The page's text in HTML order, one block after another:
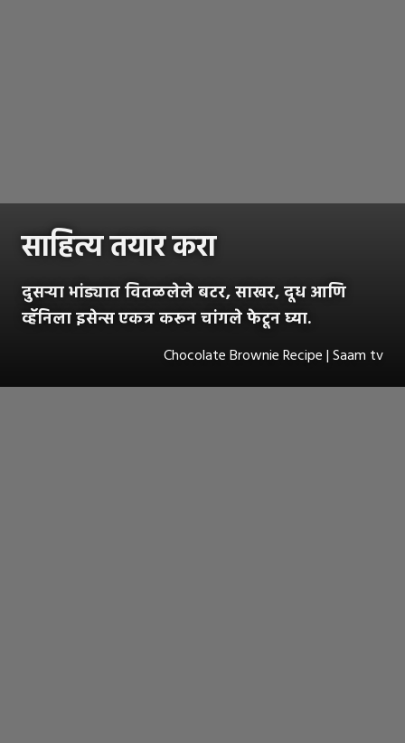
साहित्य तयार करा
दुसऱ्या भांड्यात वितळलेले बटर, साखर, दूध आणि
व्हॅनिला इसेन्स एकत्र करून चांगले फेटून घ्या.
Chocolate Brownie Recipe | Saam tv